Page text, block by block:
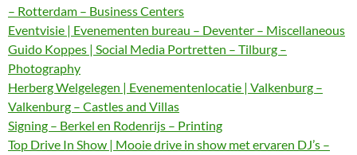
– Rotterdam – Business Centers
Eventvisie | Evenementen bureau – Deventer – Miscellaneous
Guido Koppes | Social Media Portretten – Tilburg –
Photography
Herberg Welgelegen | Evenementenlocatie | Valkenburg –
Valkenburg – Castles and Villas
Signing – Berkel en Rodenrijs – Printing
Top Drive In Show | Mooie drive in show met ervaren DJ’s –